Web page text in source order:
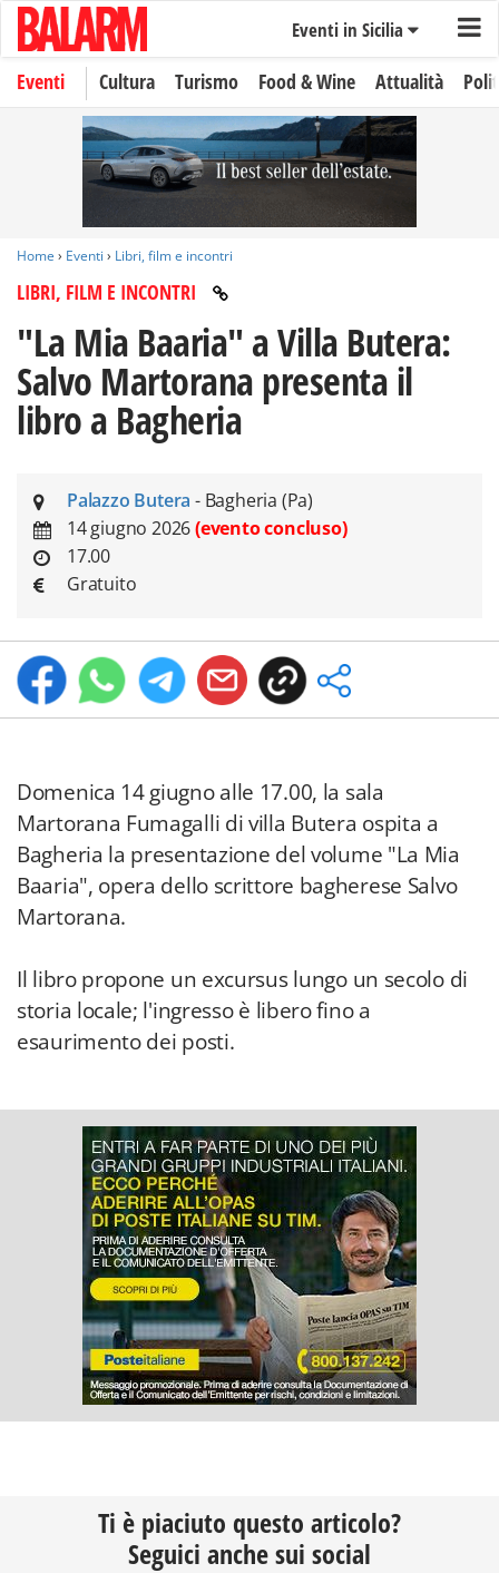
Eventi in Sicilia
Eventi Cultura Turismo Food & Wine Attualità
Home › Eventi › Libri, film e incontri
LIBRI, FILM E INCONTRI
"La Mia Baaria" a Villa Butera:
Salvo Martorana presenta il
libro a Bagheria
Palazzo Butera - Bagheria (Pa)
14 giugno 2026(evento concluso)
17.00
Gratuito
Domenica 14 giugno alle 17.00, la sala
Martorana Fumagalli di villa Butera ospita a
Bagheria la presentazione del volume "La Mia
Baaria", opera dello scrittore bagherese Salvo
Martorana.
Il libro propone un excursus lungo un secolo di
storia locale; l'ingresso è libero fino a
esaurimento dei posti.
Ti è piaciuto questo articolo?
Seguici anche sui social